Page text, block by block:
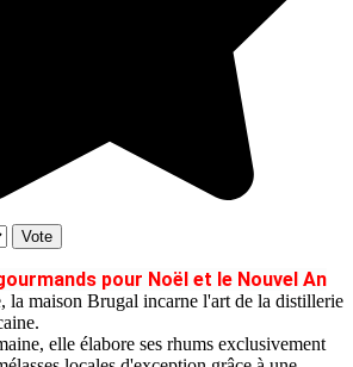
pour Noël et le Nouvel An
la maison Brugal incarne l'art de la distillerie
elle élabore ses rhums exclusivement